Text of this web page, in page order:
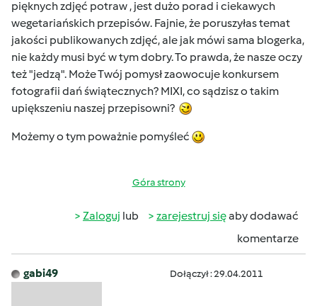
pięknych zdjęć potraw , jest dużo porad i ciekawych
wegetariańskich przepisów. Fajnie, że poruszyłas temat
jakości publikowanych zdjęć, ale jak mówi sama blogerka,
nie każdy musi być w tym dobry. To prawda, że nasze oczy
też "jedzą". Może Twój pomysł zaowocuje konkursem
fotografii dań świątecznych? MIXI, co sądzisz o takim
upiększeniu naszej przepisowni?
Możemy o tym poważnie pomyśleć
Góra strony
Zaloguj lub zarejestruj sięaby dodawać
komentarze
gabi49 Dołączył : 29.04.2011